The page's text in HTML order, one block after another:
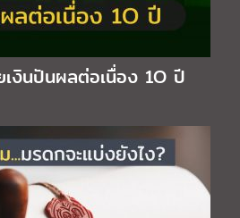
งินปันผลต่อเนื่อง 1O ปี